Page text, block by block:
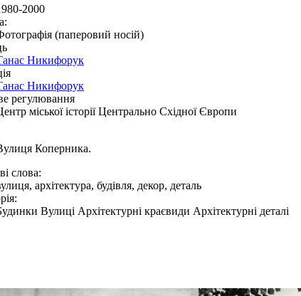
2000
(паперовий носій)
Никифорук
Никифорук
регулювання
міської історії Центрально Східної Європи
Коперника.
слова:
архітектура, будівля, декор, деталь
Вулиці Архітектурні краєвиди Архітектурні деталі